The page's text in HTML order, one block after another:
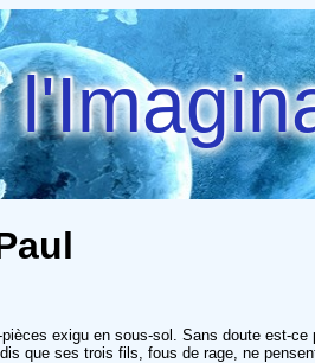
exigu en sous-sol. Sans doute est-
que ses trois fils, fous de rage, ne